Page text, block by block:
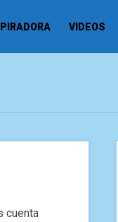
VIDEOS
cuenta